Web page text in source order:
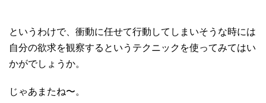
というわけで、衝動に任せて行動してしまいそうな時には
自分の欲求を観察するというテクニックを使ってみてはい
かがでしょうか。
じゃあまたね〜。